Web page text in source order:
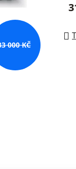
000 KČ